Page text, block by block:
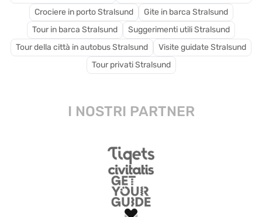
Crociere in porto Stralsund
Gite in barca Stralsund
Tour in barca Stralsund
Suggerimenti utili Stralsund
Tour della città in autobus Stralsund
Visite guidate Stralsund
Tour privati Stralsund
I NOSTRI PARTNER